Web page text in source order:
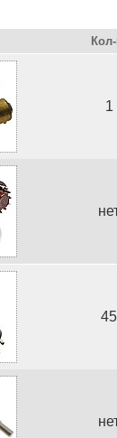
1
45